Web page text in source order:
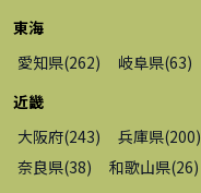
東海
愛知県(262) 岐阜県(63)
近畿
大阪府(243) 兵庫県(200)
奈良県(38) 和歌山県(26)